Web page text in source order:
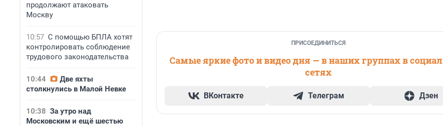
продолжают атаковать
Москву
10:57 С помощью БПЛА хотят
контролировать соблюдение
трудового законодательства
10:44
Две яхты
столкнулись в Малой Невке
10:38 За утро над
Московским и ещё шестью
ПРИСОЕДИНИТЬСЯ
Самые яркие фото и видео дня — в наших группах в
сетях
ВКонтакте Телеграм Дзен